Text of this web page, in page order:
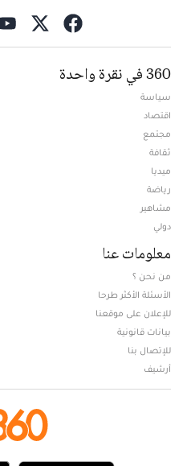
360 في نقرة واحدة
سياسة
اقتصاد
مجتمع
ثقافة
ميديا
رياضة
مشاهير
دولي
معلومات عنا
من نحن ؟
الأسئلة الأكثر طرحا
للإعلان على موقعنا
بيانات قانونية
للإتصال بنا
أرشيف